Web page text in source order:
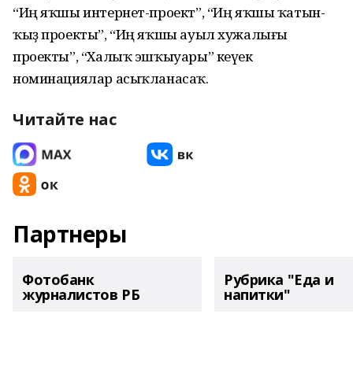
“Иң яҡшы интернет-проект”, “Иң яҡшы ҡатын-
ҡыҙ проекты”, “Иң яҡшы ауыл хужалығы
проекты”, “Халыҡ эшҡыуары” кеүек
номинациялар асыҡланасаҡ.
Читайте нас
Партнеры
Фотобанк
журналистов РБ
Рубрика "Еда и
напитки"